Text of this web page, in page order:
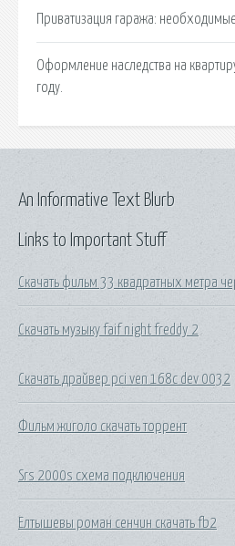
Приватизация гаража:
Оформление наследства на
году.
Links to Important Stuff
Скачать фильм 33 квадратных метра
Скачать музыку faif night freddy 2
Скачать драйвер pci ven 168c dev 0032
Фильм жиголо скачать торрент
Srs 2000s схема подключения
Елтышевы роман сенчин скачать fb2
An Informative Text Blurb